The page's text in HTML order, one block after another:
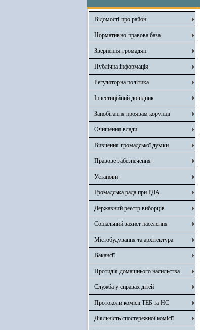
Відомості про район
Нормативно-правова база
Звернення громадян
Публічна інформація
Регуляторна політика
Інвестиційний довідник
Запобігання проявам корупції
Очищення влади
Вивчення громадської думки
Правове забезпечення
Установи
Громадська рада при РДА
Державний реєстр виборців
Соціальний захист населення
Містобудування та архітектура
Вакансії
Протидія домашнього насильства
Служба у справах дітей
Протоколи комісії ТЕБ та НС
Діяльність спостережної комісії